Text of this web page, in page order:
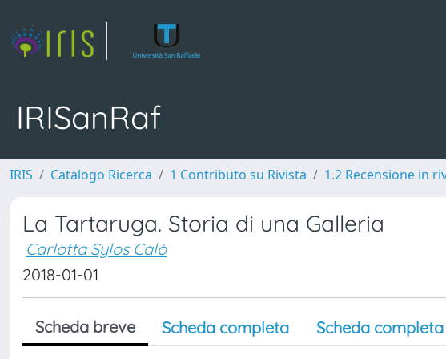
IRISanRaf
IRIS Catalogo Ricerca 1 Contributo su Rivista 1.2 Recensione in
La Tartaruga. Storia di una Galleria
Carlotta Sylos Calò
2018-01-01
Scheda breve Scheda completa Scheda completa